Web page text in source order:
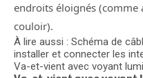
endroits éloignés (comme
couloir).
À lire aussi : Schéma de
installer et connecter les
Va-et-vient avec voyant